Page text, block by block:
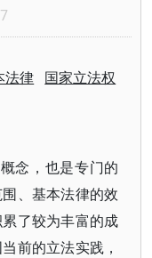
法律 国家立法权
念，也是专门的
、基本法律的效
了较为丰富的成
前的立法实践，